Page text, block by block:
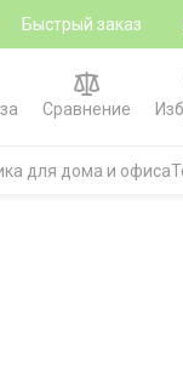
Быстрый заказ
Сравнение
для дома и офиса